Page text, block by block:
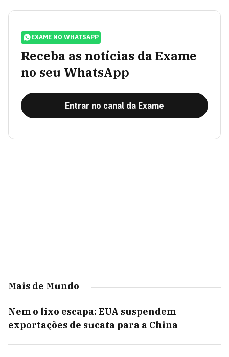
EXAME NO WHATSAPP
Receba as notícias da Exame
no seu WhatsApp
Entrar no canal da Exame
Mais de Mundo
Nem o lixo escapa: EUA suspendem
exportações de sucata para a China